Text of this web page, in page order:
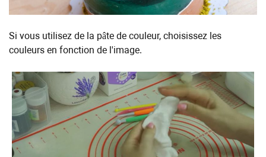
Si vous utilisez de la pâte de couleur, choisissez les
couleurs en fonction de l'image.